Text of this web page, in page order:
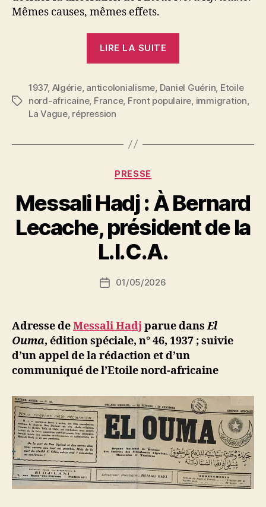
Mêmes causes, mêmes effets.
LIRE LA SUITE
La
dissolution
Étiquettes
1937, Algérie, anticolonialisme Daniel Guérin Etoile
nord-africaine, France, Front populaire immigration
La Vague, répression
Catégories
PRESSE
Messali Hadj : À Bernard
Lecache, président de la
L.I.C.A.
Auteur
P
a
r
S
N
ji
b
Date01/05/2026
Adresse deMessali Hadj parue dansEl
Ouma, édition spéciale, n° 46, 1937 ; suivie
d’un appel de la rédaction et d’un
communiqué de l’Etoile nord-africaine